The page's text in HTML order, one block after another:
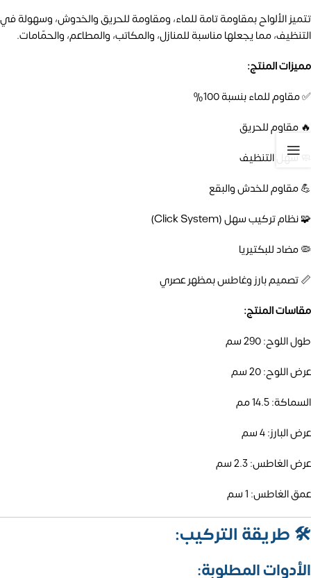
تتميز الألواح بمقاومة تامة للماء، ومقاومة للحريق والخدوش، وسهولة في
التنظيف، مما يجعلها مناسبة للمنازل، والمكاتب، والمطاعم، والحمّامات.
مميزات المنتج:
✅ مقاوم للماء بنسبة 100%
🔥 مقاوم للحريق
🧼 سهل التنظيف
💪 مقاوم للخدش والبقع
🧩 نظام تركيب سهل (Click System)
🦠 مضاد للبكتيريا
📏 تصميم بارز وغاطس بمظهر عصري
مقاسات المنتج:
طول اللوح: 290 سم
عرض اللوح: 20 سم
السماكة: 14.5 مم
عرض البارز: 4 سم
عرض الغاطس: 2.3 سم
عمق الغاطس: 1 سم
🛠️ طريقة التركيب:
الأدوات المطلوبة: